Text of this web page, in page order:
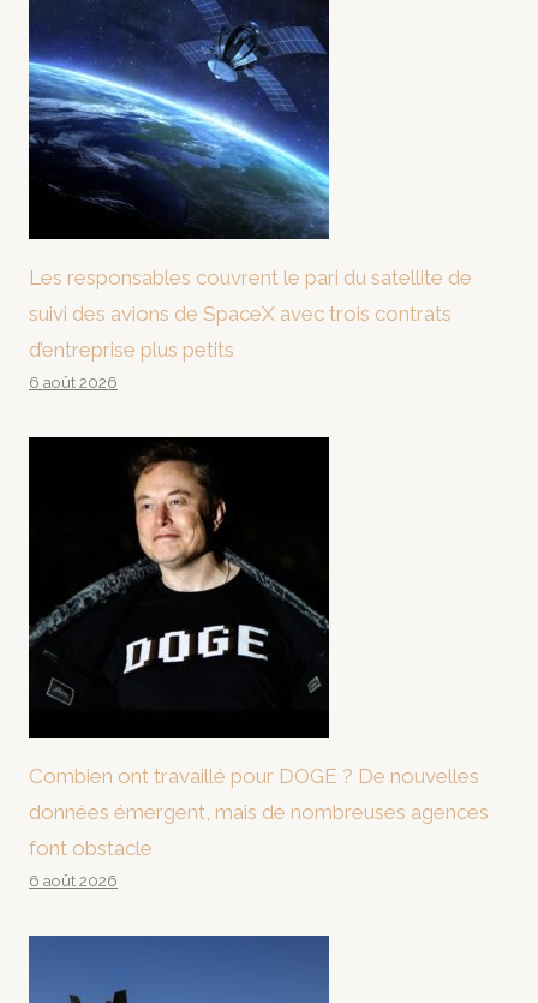
Les responsables couvrent le pari du satellite de
suivi des avions de SpaceX avec trois contrats
d’entreprise plus petits
6 août 2026
Combien ont travaillé pour DOGE ? De nouvelles
données émergent, mais de nombreuses agences
font obstacle
6 août 2026